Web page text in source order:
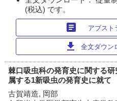
(税込) です。
article アブスト
download 全文ダウン
棘口吸虫科の発育史に関する
属する1新吸虫の発育史に就て
古賀靖造, 岡部